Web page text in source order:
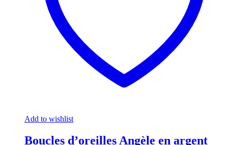
Add to wishlist
Boucles d’oreilles Angèle en argent